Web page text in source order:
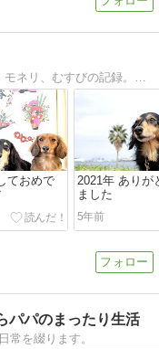
ておめで
2021年 ありが
ました
5年前
パパのまったり生活
常を綴ります。